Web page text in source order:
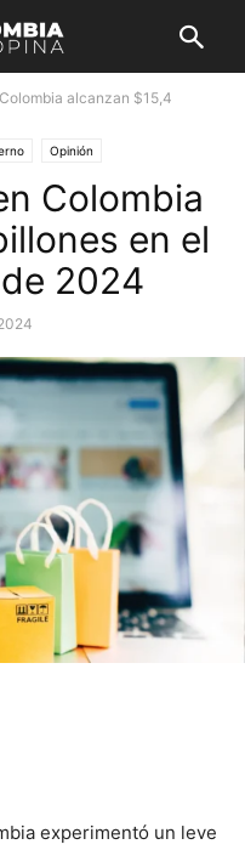
alcanzan $15,4
Opinión
Colombia
en el
2024
experimentó un leve